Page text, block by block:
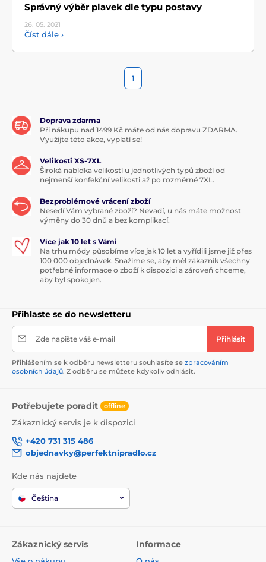
Správný výběr plavek dle typu postavy
26. 05. 2021
Číst dále ›
1
Doprava zdarma
Při nákupu nad 1499 Kč máte od nás dopravu ZDARMA.
Využijte této akce, vyplatí se!
Velikosti XS-7XL
Široká nabídka velikostí u jednotlivých typů zboží od
nejmenší konfekční velikosti až po rozměrné 7XL.
Bezproblémové vrácení zboží
Nesedí Vám vybrané zboží? Nevadí, u nás máte možnost
výměny do 30 dnů a bez komplikací.
Více jak 10 let s Vámi
Na trhu módy působíme více jak 10 let a vyřídili jsme již přes
100 000 objednávek. Snažíme se, aby měl zákazník všechny
potřebné informace o zboží k dispozici a zároveň chceme,
aby byl spokojen.
Přihlaste se do newsletteru
Zde napište váš e-mail Přihlásit
Přihlášením se k odběru newsletteru souhlasíte se zpracováním
osobních údajů. Z odběru se můžete kdykoliv odhlásit.
Potřebujete poradit offline
Zákaznický servis je k dispozici
+420 731 315 486
objednavky@perfektnipradlo.cz
Kde nás najdete
Čeština
Zákaznický servis Informace